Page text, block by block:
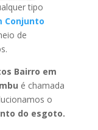
tipo
Conjunto
de
Bairro em
é chamada
o
do esgoto.